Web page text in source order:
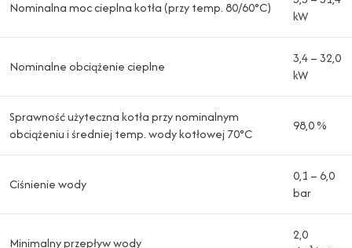
Nominalna moc cieplna kotła (przy temp. 80/60°C)
kW
Nominalne obciążenie cieplne
3,4 – 32,0
kW
Sprawność użyteczna kotła przy nominalnym
obciążeniu i średniej temp. wody kotłowej 70°C
98,0 %
Ciśnienie wody
0,1 – 6,0
bar
Minimalny przepływ wody
2,0